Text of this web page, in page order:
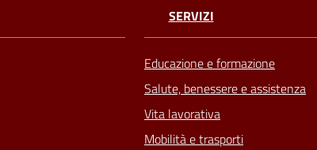
SERVIZI
Educazione e formazione
Salute, benessere e assistenza
Vita lavorativa
Mobilità e trasporti